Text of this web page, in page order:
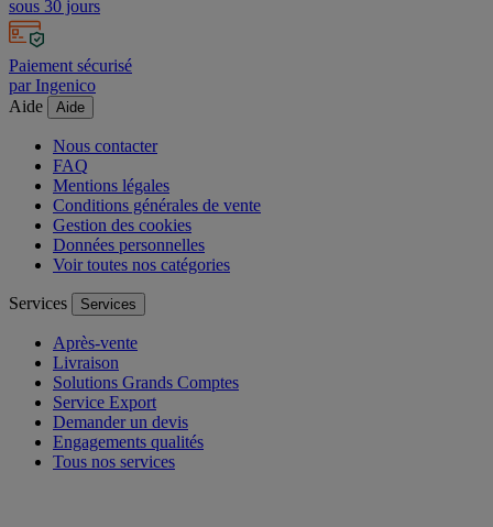
sous 30 jours
Paiement sécurisé
par Ingenico
Aide
Aide
Nous contacter
FAQ
Mentions légales
Conditions générales de vente
Gestion des cookies
Données personnelles
Voir toutes nos catégories
Services Services
Après-vente
Livraison
Solutions Grands Comptes
Service Export
Demander un devis
Engagements qualités
Tous nos services